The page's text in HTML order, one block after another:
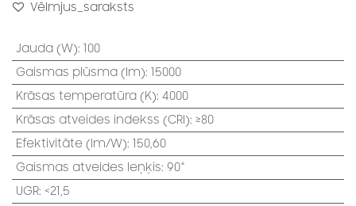
Vēlmjus_saraksts
Jauda (W): 100
Gaismas plūsma (lm): 15000
Krāsas temperatūra (K): 4000
Krāsas atveides indekss (CRI): ≥80
Efektivitāte (lm/W): 150,60
Gaismas atveides leņķis: 90°
UGR: <21,5